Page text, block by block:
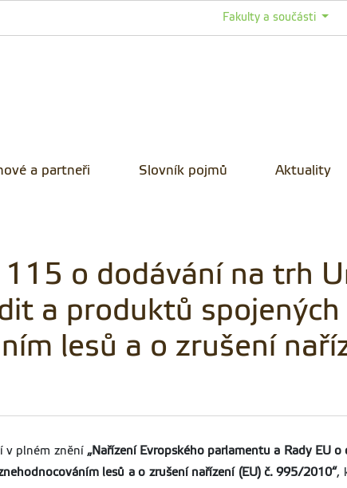
Fakulty a součásti
a partneři Slovník pojmů Aktuality
o dodávání na trh
a produktů spojených
lesů a o zrušení
v plném znění„Nařízení Evropského parlamentu a Rady EU
lesů a o zrušení nařízení (EU) č. 995/2010“,